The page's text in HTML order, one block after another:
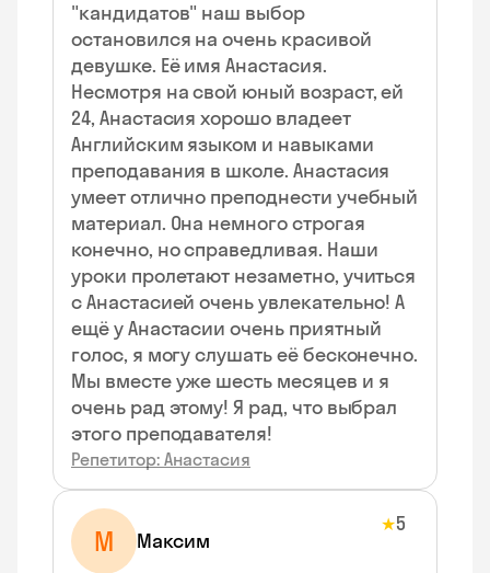
"кандидатов" наш выбор
остановился на очень красивой
девушке. Её имя Анастасия.
Несмотря на свой юный возраст, ей
24, Анастасия хорошо владеет
Английским языком и навыками
преподавания в школе. Анастасия
умеет отлично преподнести учебный
материал. Она немного строгая
конечно, но справедливая. Наши
уроки пролетают незаметно, учиться
с Анастасией очень увлекательно! А
ещё у Анастасии очень приятный
голос, я могу слушать её бесконечно.
Мы вместе уже шесть месяцев и я
очень рад этому! Я рад, что выбрал
этого преподавателя!
Репетитор: Анастасия
М Максим
★5